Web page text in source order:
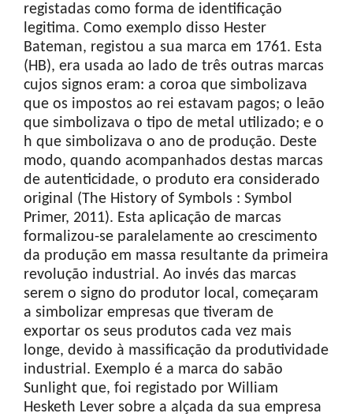
registadas como forma de identificação
legitima. Como exemplo disso Hester
Bateman, registou a sua marca em 1761. Esta
(HB), era usada ao lado de três outras marcas
cujos signos eram: a coroa que simbolizava
que os impostos ao rei estavam pagos; o leão
que simbolizava o tipo de metal utilizado; e o
h que simbolizava o ano de produção. Deste
modo, quando acompanhados destas marcas
de autenticidade, o produto era considerado
original (The History of Symbols : Symbol
Primer, 2011). Esta aplicação de marcas
formalizou-se paralelamente ao crescimento
da produção em massa resultante da primeira
revolução industrial. Ao invés das marcas
serem o signo do produtor local, começaram
a simbolizar empresas que tiveram de
exportar os seus produtos cada vez mais
longe, devido à massificação da produtividade
industrial. Exemplo é a marca do sabão
Sunlight que, foi registado por William
Hesketh Lever sobre a alçada da sua empresa